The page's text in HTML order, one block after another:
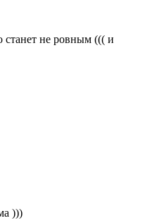
станет не ровным ((( и
)))